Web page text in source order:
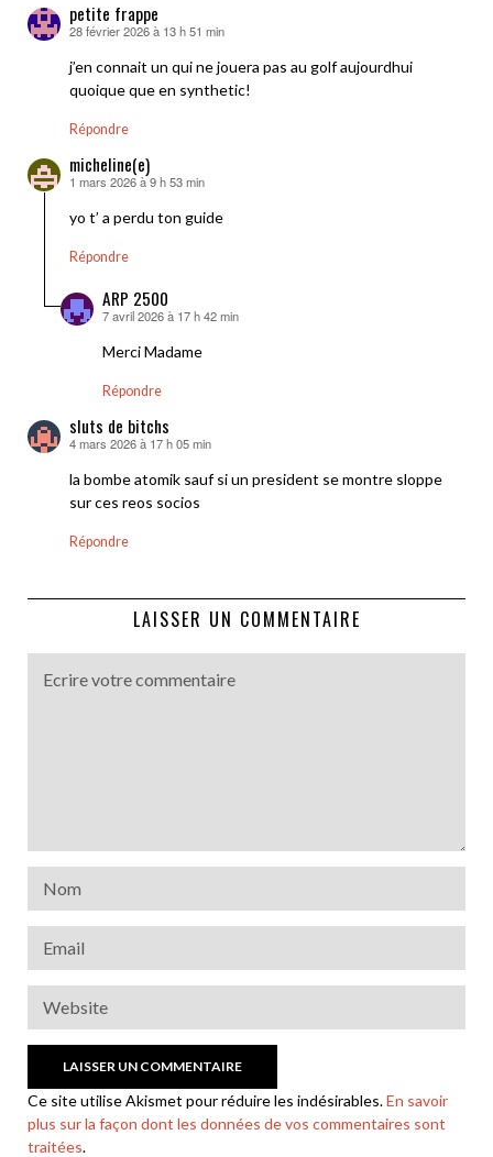
petite frappe
dit :
28 février 2026 à 13 h 51 min
j’en connait un qui ne jouera pas au golf aujourdhui
quoique que en synthetic!
Répondre
micheline(e)
dit :
1 mars 2026 à 9 h 53 min
yo t’ a perdu ton guide
Répondre
ARP 2500
dit :
7 avril 2026 à 17 h 42 min
Merci Madame
Répondre
sluts de bitchs
dit :
4 mars 2026 à 17 h 05 min
la bombe atomik sauf si un president se montre sloppe
sur ces reos socios
Répondre
LAISSER UN COMMENTAIRE
Ce site utilise Akismet pour réduire les indésirables.En savoir
plus sur la façon dont les données de vos commentaires sont
traitées.